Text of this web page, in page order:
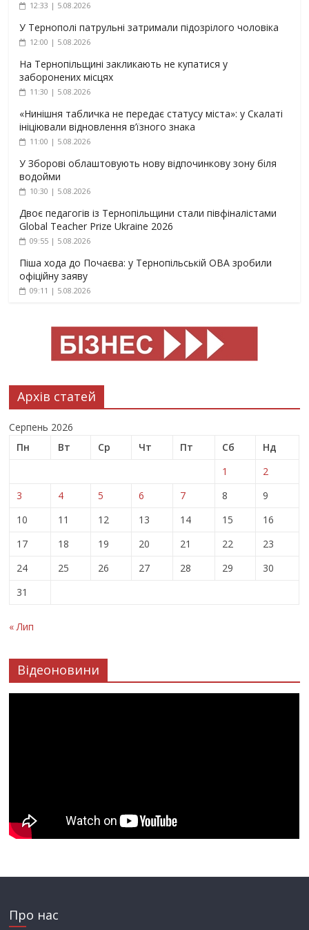
12:33 | 5.08.2026
У Тернополі патрульні затримали підозрілого чоловіка
12:00 | 5.08.2026
На Тернопільщині закликають не купатися у
заборонених місцях
11:30 | 5.08.2026
«Нинішня табличка не передає статусу міста»: у Скалаті
ініціювали відновлення в’їзного знака
11:00 | 5.08.2026
У Зборові облаштовують нову відпочинкову зону біля
водойми
10:30 | 5.08.2026
Двоє педагогів із Тернопільщини стали півфіналістами
Global Teacher Prize Ukraine 2026
09:55 | 5.08.2026
Піша хода до Почаєва: у Тернопільській ОВА зробили
офіційну заяву
09:11 | 5.08.2026
Архів статей
Серпень 2026
Пн
Вт Ср Чт Пт Сб
Нд
1
2
3
4 5 6 7 8
9
10
11 12 13 14 15
16
17
18 19 20 21 22
23
24
25 26 27 28 29
30
31
« Лип
Відеоновини
Про нас